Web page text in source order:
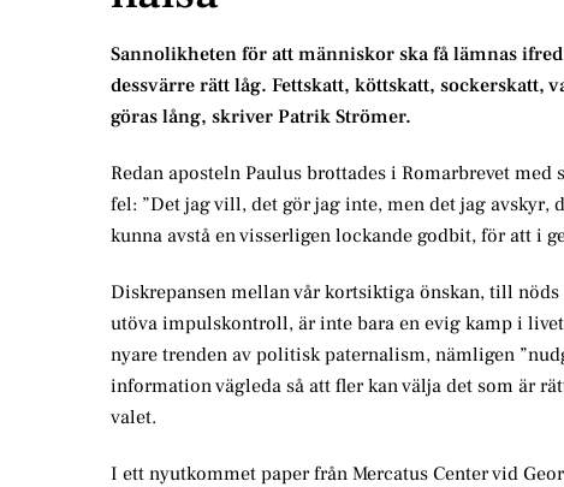
Sannolikheten för att människor ska få lämnas
dessvärre rätt låg. Fettskatt, köttskatt,
göras lång, skriver Patrik Strömer.
Redan aposteln Paulus brottades i Romarbrevet
fel: ”Det jag vill, det gör jag inte, men det jag
kunna avstå en visserligen lockande godbit, för att i
Diskrepansen mellan vår kortsiktiga önskan, till
utöva impulskontroll, är inte bara en evig kamp i
nyare trenden av politisk paternalism, nämligen
information vägleda så att fler kan välja det som är
valet.
I ett nyutkommet paper från Mercatus Center vid